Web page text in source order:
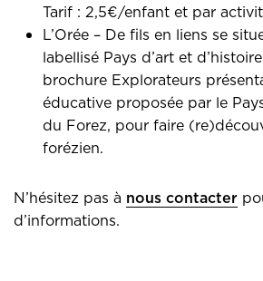
Tarif : 2,5€/enfant et par
L’Orée – De fils en liens se
labellisé Pays d’art et
brochure Explorateurs
éducative proposée par le
du Forez, pour faire
forézien.
N’hésitez pas à nous contacter
d’informations.